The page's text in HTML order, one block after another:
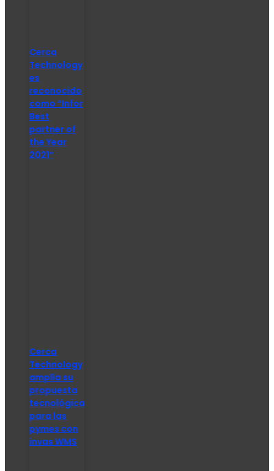
Cerca
Technology
es
reconocido
como “Infor
Best
partner of
the Year
2021″
Cerca
Technology
amplía su
propuesta
tecnológica
para las
pymes con
invas WMS